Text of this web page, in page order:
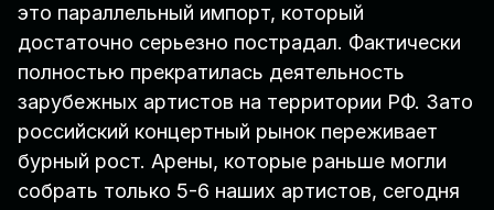
это параллельный импорт, который
достаточно серьезно пострадал. Фактически
полностью прекратилась деятельность
зарубежных артистов на территории РФ. Зато
российский концертный рынок переживает
бурный рост. Арены, которые раньше могли
собрать только 5-6 наших артистов, сегодня